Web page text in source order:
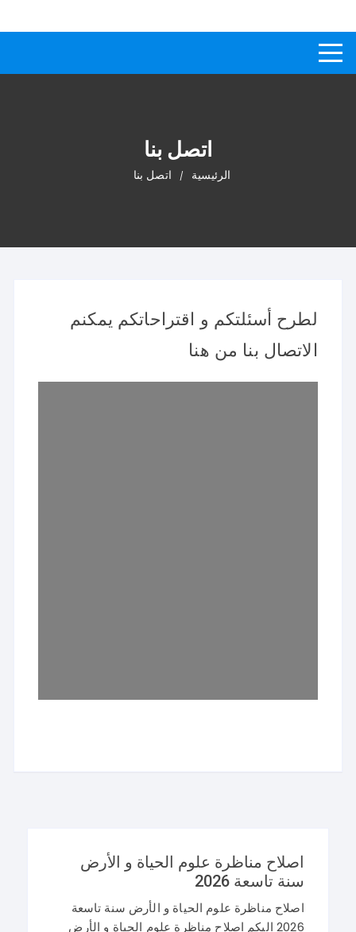
المحتوى
اتصل بنا
الرئيسية اتصل بنا
لطرح أسئلتكم و اقتراحاتكم يمكنم
الاتصال بنا من هنا
اصلاح مناظرة علوم الحياة و الأرض
سنة تاسعة 2026
اصلاح مناظرة علوم الحياة و الأرض سنة تاسعة
2026 اليكم اصلاح مناظرة علوم الحياة و الأرض